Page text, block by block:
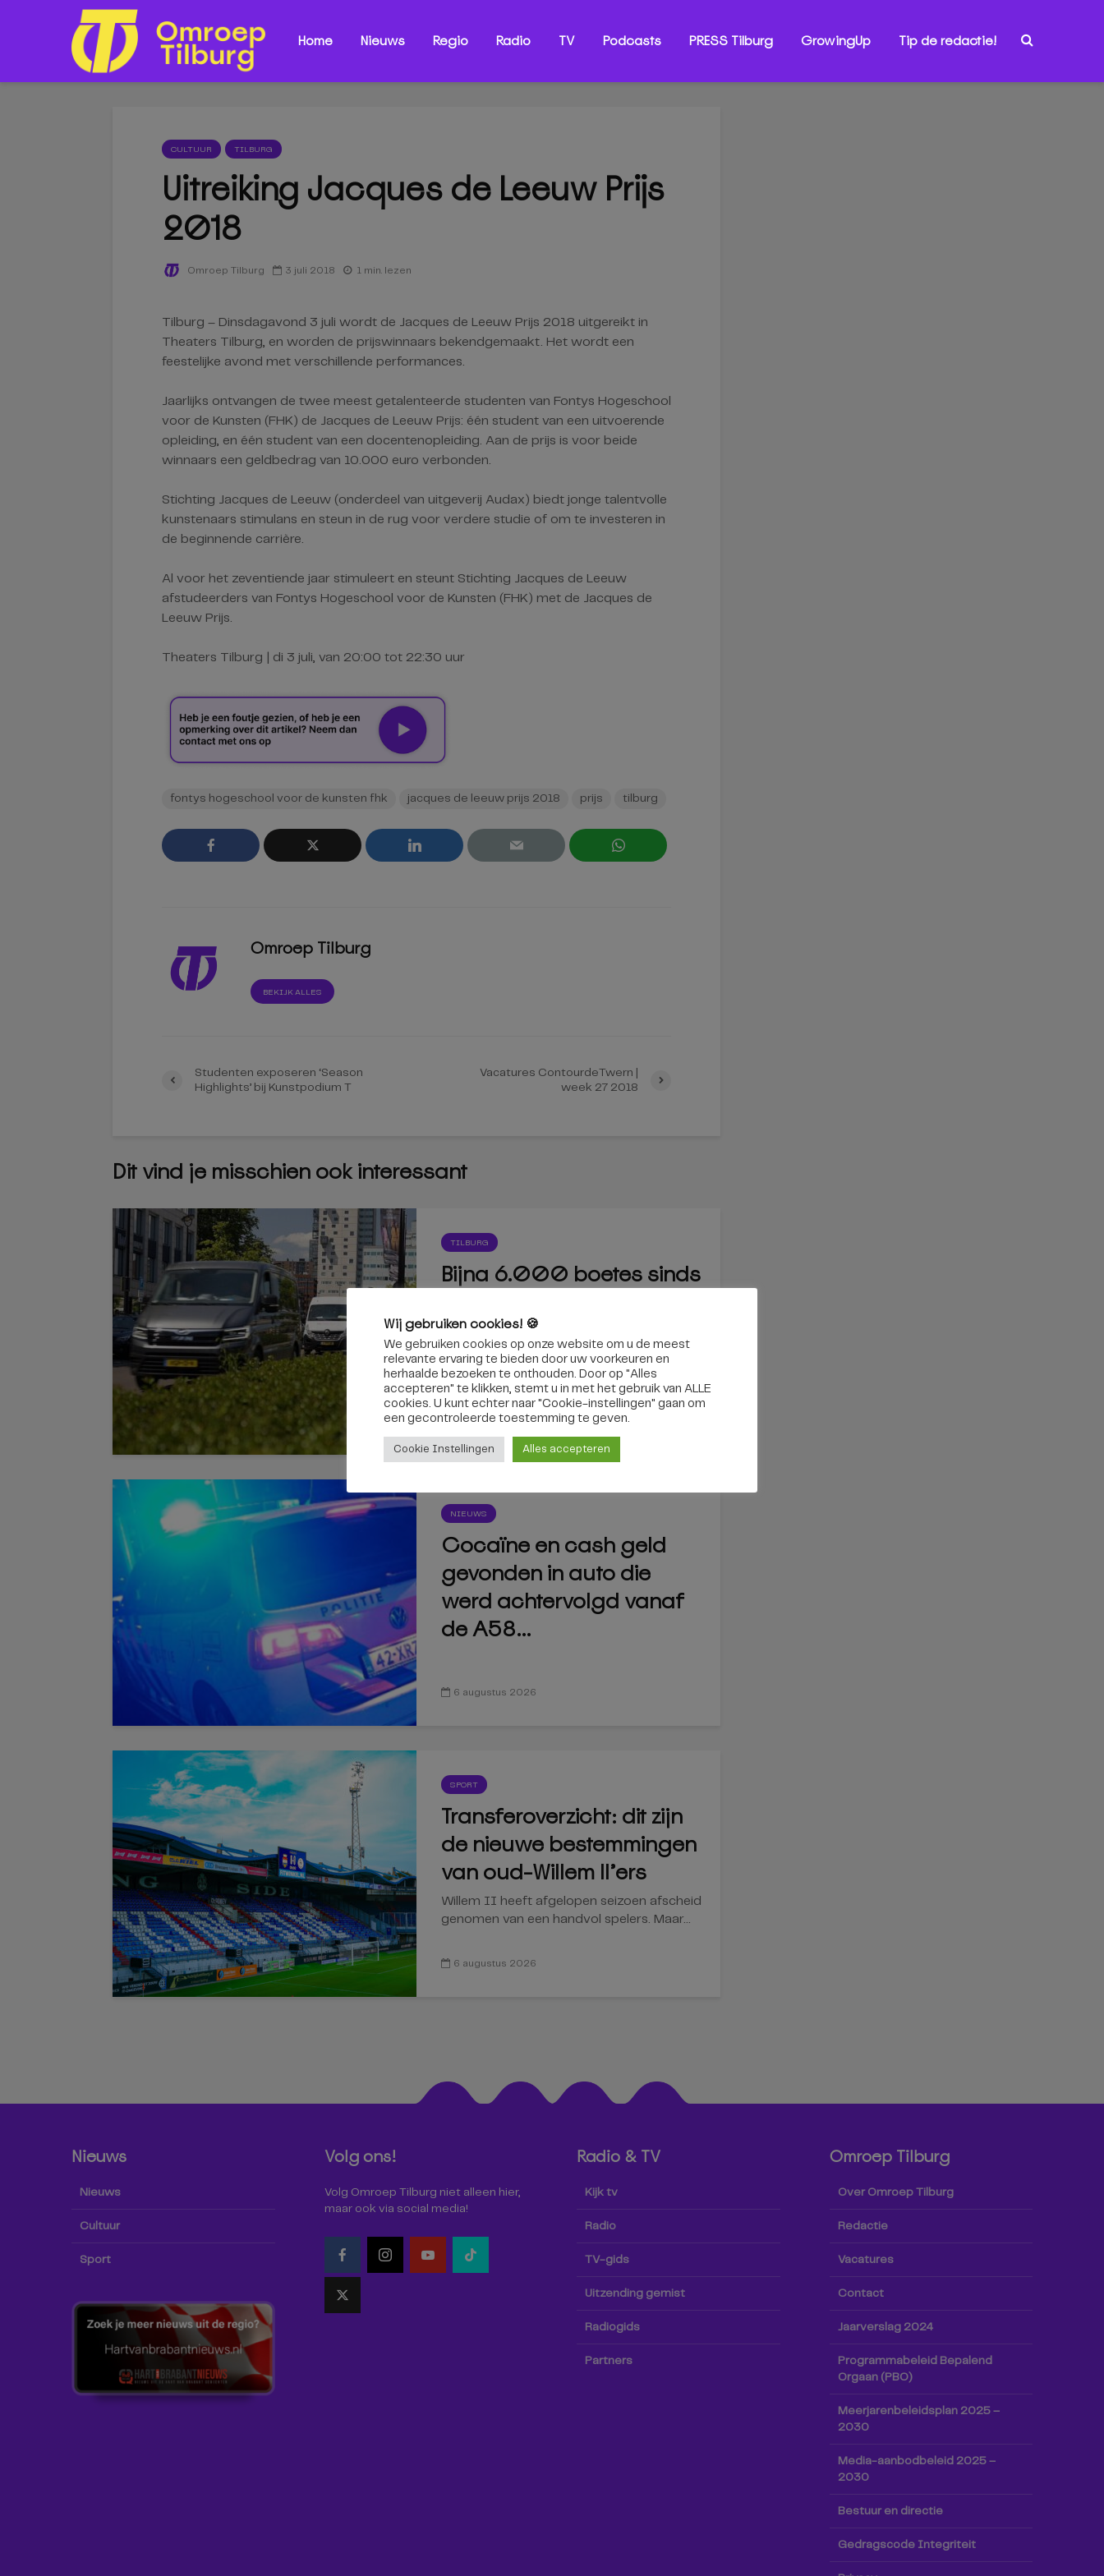
Home Nieuws Regio Radio TV Podcasts PRESS Tilburg GrowingUp Tip de redactie!
CULTUUR TILBURG
Uitreiking Jacques de Leeuw Prijs
2018
Omroep Tilburg 3 juli 2018 1 min. lezen
Tilburg – Dinsdagavond 3 juli wordt de Jacques de Leeuw Prijs 2018 uitgereikt in
Theaters Tilburg, en worden de prijswinnaars bekendgemaakt. Het wordt een
feestelijke avond met verschillende performances.
Jaarlijks ontvangen de twee meest getalenteerde studenten van Fontys Hogeschool
voor de Kunsten (FHK) de Jacques de Leeuw Prijs: één student van een uitvoerende
opleiding, en één student van een docentenopleiding. Aan de prijs is voor beide
winnaars een geldbedrag van 10.000 euro verbonden.
Stichting Jacques de Leeuw (onderdeel van uitgeverij Audax) biedt jonge talentvolle
kunstenaars stimulans en steun in de rug voor verdere studie of om te investeren in
de beginnende carrière.
Al voor het zeventiende jaar stimuleert en steunt Stichting Jacques de Leeuw
afstudeerders van Fontys Hogeschool voor de Kunsten (FHK) met de Jacques de
Leeuw Prijs.
Theaters Tilburg | di 3 juli, van 20:00 tot 22:30 uur
fontys hogeschool voor de kunsten fhk jacques de leeuw prijs 2018 prijs tilburg
Omroep Tilburg
BEKIJK ALLES
Studenten exposeren ‘Season
Highlights’ bij Kunstpodium T
Vacatures ContourdeTwern |
week 27 2018
Dit vind je misschien ook interessant
TILBURG
Bijna 6.000 boetes sinds
emissiezone in Tilburg
Sinds de invoering van de zero-
emissiezone zijn in Tilburg 5.914 boetes...
6 augustus 2026
NIEUWS
Cocaïne en cash geld
gevonden in auto die
werd achtervolgd vanaf
de A58...
6 augustus 2026
SPORT
Transferoverzicht: dit zijn
de nieuwe bestemmingen
van oud-Willem II’ers
Willem II heeft afgelopen seizoen afscheid
genomen van een handvol spelers. Maar...
6 augustus 2026
Nieuws
Nieuws
Cultuur
Sport
Volg ons!
Volg Omroep Tilburg niet alleen hier,
maar ook via social media!
Radio & TV
Kijk tv
Radio
TV-gids
Uitzending gemist
Radiogids
Partners
Omroep Tilburg
Over Omroep Tilburg
Redactie
Vacatures
Contact
Jaarverslag 2024
Programmabeleid Bepalend
Orgaan (PBO)
Meerjarenbeleidsplan 2025 –
2030
Media-aanbodbeleid 2025 –
2030
Bestuur en directie
Gedragscode Integriteit
Wij gebruiken cookies! 🍪
We gebruiken cookies op onze website om u de meest
relevante ervaring te bieden door uw voorkeuren en
herhaalde bezoeken te onthouden. Door op "Alles
accepteren" te klikken, stemt u in met het gebruik van ALLE
cookies. U kunt echter naar "Cookie-instellingen" gaan om
een ​​gecontroleerde toestemming te geven.
Cookie Instellingen Alles accepteren